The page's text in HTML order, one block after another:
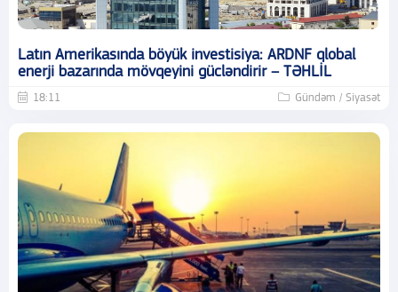
Latın Amerikasında böyük investisiya: ARDNF qlobal
enerji bazarında mövqeyini gücləndirir – TƏHLİL
18:11 Gündəm / Siyasət